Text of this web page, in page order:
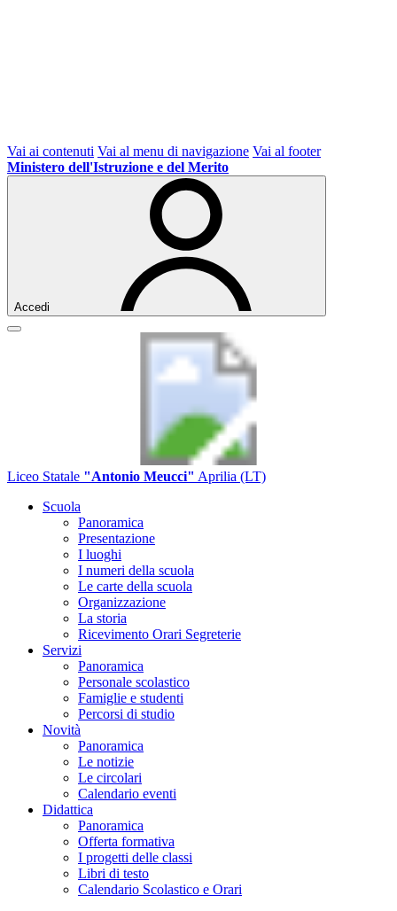
Vai ai contenuti Vai al menu di navigazione Vai al footer
Ministero dell'Istruzione e del Merito
Accedi
Liceo Statale "Antonio Meucci" Aprilia (LT)
Scuola
Panoramica
Presentazione
I luoghi
I numeri della scuola
Le carte della scuola
Organizzazione
La storia
Ricevimento Orari Segreterie
Servizi
Panoramica
Personale scolastico
Famiglie e studenti
Percorsi di studio
Novità
Panoramica
Le notizie
Le circolari
Calendario eventi
Didattica
Panoramica
Offerta formativa
I progetti delle classi
Libri di testo
Calendario Scolastico e Orari